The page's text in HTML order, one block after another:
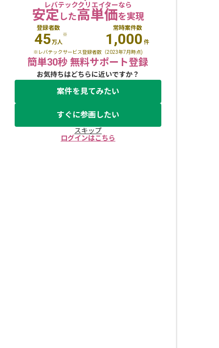
レバテッククリエイターなら
安定した高単価を実現
登録者数
45万人
※
常時案件数
1,000 件
※レバテックサービス登録者数（2023年7月時点)
簡単30秒 無料サポート登録
お気持ちはどちらに近いですか？
案件を見てみたい
すぐに参画したい
スキップ
ログインはこちら